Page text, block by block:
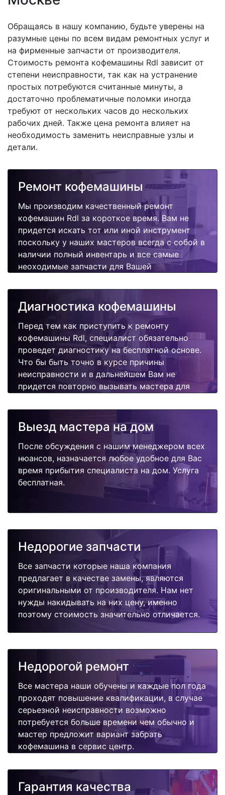
Обращаясь в нашу компанию, будьте уверены на
разумные цены по всем видам ремонтных услуг и
на фирменные запчасти от производителя.
Стоимость ремонта кофемашины Rdl зависит от
степени неисправности, так как на устранение
простых потребуются считанные минуты, а
достаточно проблематичные поломки иногда
требуют от нескольких часов до нескольких
рабочих дней. Также цена ремонта влияет на
необходимость заменить неисправные узлы и
детали.
Ремонт кофемашины
Мы производим качественный ремонт
кофемашин Rdl за короткое время. Вам не
придется искать тот или иной инструмент
поскольку у наших мастеров всегда с собой в
наличии полный инвентарь и все самые
неоходимые запчасти для Вашей
качественно и недорого.
Диагностика кофемашины
Перед тем как приступить к ремонту
кофемашины Rdl, специалист обязательно
проведет диагностику на бесплатной основе.
Что бы быть точно в курсе причины
неисправности и в дальнейшем Вам не
придется повторно вызывать мастера для
Выезд мастера на дом
После обсуждения с нашим менеджером всех
нюансов, назначается любое удобное для Вас
время прибытия специалиста на дом. Услуга
бесплатная.
Недорогие запчасти
Все запчасти которые наша компания
предлагает в качестве замены, являются
оригинальными от производителя. Нам нет
нужды накидывать на них цену, именно
поэтому стоимость значительно отличается.
Недорогой ремонт
Все мастера наши обучены и каждые пол года
проходят повышение квалификации, в случае
серьезной неисправности возможно
потребуется больше времени чем обычно и
мастер предложит вариант забрать
кофемашина в сервис центр.
Гарантия качества